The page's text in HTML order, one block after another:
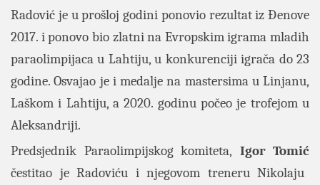
Radović je u prošloj godini ponovio rezultat iz Đenove
2017. i ponovo bio zlatni na Evropskim igrama mladih
paraolimpijaca u Lahtiju, u konkurenciji igrača do 23
godine. Osvajao je i medalje na mastersima u Linjanu,
Laškom i Lahtiju, a 2020. godinu počeo je trofejom u
Aleksandriji.
Predsjednik Paraolimpijskog komiteta, Igor Tomić
čestitao je Radoviću i njegovom treneru Nikolaju